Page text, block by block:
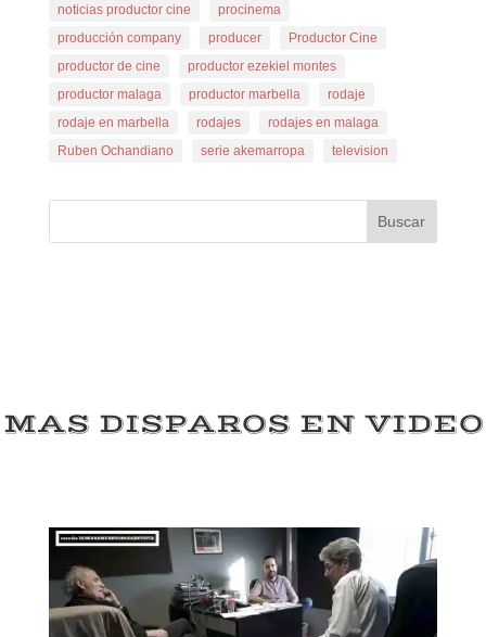
noticias productor cine
procinema
producción company
producer
Productor Cine
productor de cine
productor ezekiel montes
productor malaga
productor marbella
rodaje
rodaje en marbella
rodajes
rodajes en malaga
Ruben Ochandiano
serie akemarropa television
Buscar
MAS DISPAROS EN VIDEO